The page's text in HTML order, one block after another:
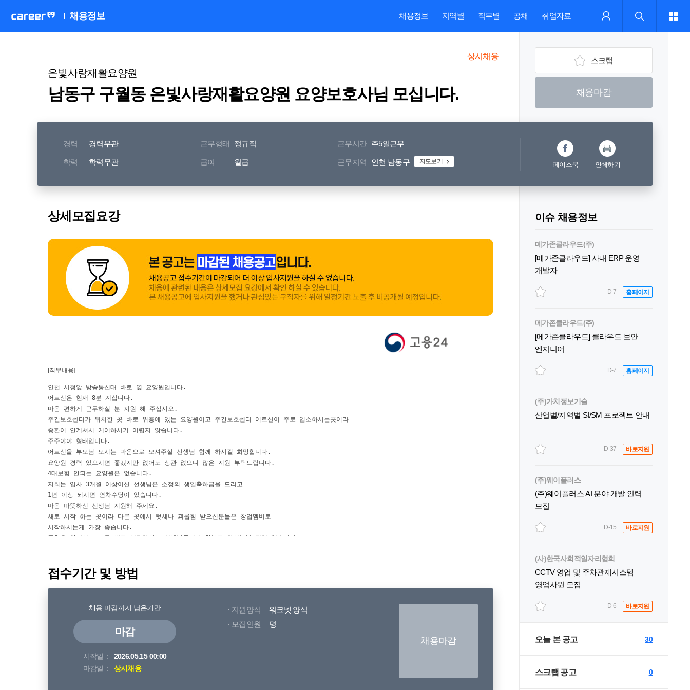
채용정보 채용정보 지역별 직무별 공채 취업자료
은빛사랑재활요양원
남동구 구월동 은빛사랑재활요양원 요양보호사님 모십니다.
상시채용 스크랩
채용마감
경력 경력무관 근무형태 정규직 근무시간 주5일근무
학력 학력무관 급여 월급 근무지역 인천 남동구 지도보기 페이스북 인쇄하기
상세모집요강
접수기간 및 방법
채용 마감까지 남은기간
마감
시작일
2026.05.15 00:00
마감일
상시채용
지원양식
워크넷 양식
모집인원
명
채용마감
이슈 채용정보
메가존클라우드(주)
[메가존클라우드] 사내 ERP 운영
개발자
D-7 홈페이지
메가존클라우드(주)
[메가존클라우드] 클라우드 보안
엔지니어
D-7 홈페이지
(주)가치정보기술
산업별/지역별 SI/SM 프로젝트 안내
D-37 바로지원
(주)웨이플러스
(주)웨이플러스 AI 분야 개발 인력
모집
D-15 바로지원
(사)한국사회적일자리협회
CCTV 영업 및 주차관제시스템
영업사원 모집
D-6 바로지원
오늘 본 공고 30
스크랩 공고 0